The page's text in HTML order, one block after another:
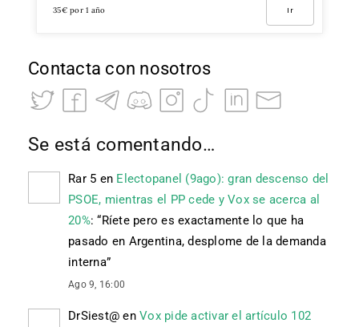
35€ por 1 año Ir
Contacta con nosotros
Se está comentando…
Rar 5 en Electopanel (9ago): gran descenso del
PSOE, mientras el PP cede y Vox se acerca al
20%: “Ríete pero es exactamente lo que ha
pasado en Argentina, desplome de la demanda
interna”
Ago 9, 16:00
DrSiest@ en Vox pide activar el artículo 102